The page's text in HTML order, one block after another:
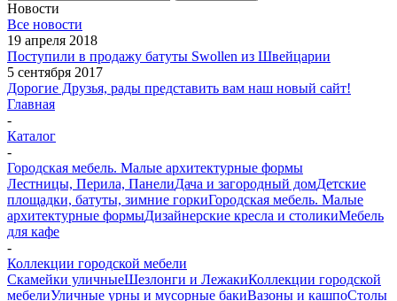
Новости
Все новости
19 апреля 2018
Поступили в продажу батуты Swollen из Швейцарии
5 сентября 2017
Дорогие Друзья, рады представить вам наш новый сайт!
Главная
-
Каталог
-
Городская мебель. Малые архитектурные формы
Лестницы, Перила, ПанелиДача и загородный домДетские
площадки, батуты, зимние горкиГородская мебель. Малые
архитектурные формыДизайнерские кресла и столикиМебель
для кафе
-
Коллекции городской мебели
Скамейки уличныеШезлонги и ЛежакиКоллекции городской
мебелиУличные урны и мусорные бакиВазоны и кашпоСтолы